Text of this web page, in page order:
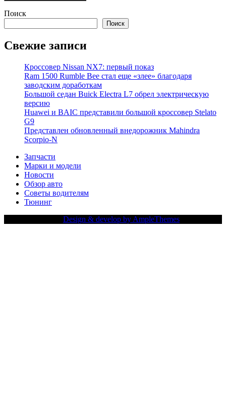
Поиск
Поиск
Свежие записи
Кроссовер Nissan NX7: первый показ
Ram 1500 Rumble Bee стал еще «злее» благодаря
заводским доработкам
Большой седан Buick Electra L7 обрел электрическую
версию
Huawei и BAIC представили большой кроссовер Stelato
G9
Представлен обновленный внедорожник Mahindra
Scorpio-N
Запчасти
Марки и модели
Новости
Обзор авто
Советы водителям
Тюнинг
Design & develop by AmpleThemes